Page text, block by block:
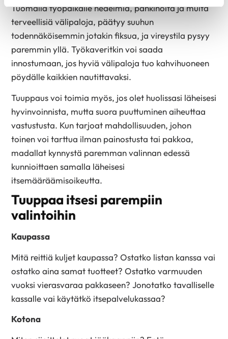
Tuomalla työpaikalle hedelmiä, pähkinöitä ja muita
terveellisiä välipaloja, päätyy suuhun
todennäköisemmin jotakin fiksua, ja vireystila pysyy
paremmin yllä. Työkaveritkin voi saada
innostumaan, jos hyviä välipaloja tuo kahvihuoneen
pöydälle kaikkien nautittavaksi.
Tuuppaus voi toimia myös, jos olet huolissasi läheisesi
hyvinvoinnista, mutta suora puuttuminen aiheuttaa
vastustusta. Kun tarjoat mahdollisuuden, johon
toinen voi tarttua ilman painostusta tai pakkoa,
madallat kynnystä paremman valinnan edessä
kunnioittaen samalla läheisesi
itsemääräämisoikeutta.
Tuuppaa itsesi parempiin
valintoihin
Kaupassa
Mitä reittiä kuljet kaupassa? Ostatko listan kanssa vai
ostatko aina samat tuotteet? Ostatko varmuuden
vuoksi vierasvaraa pakkaseen? Jonotatko tavalliselle
kassalle vai käytätkö itsepalvelukassaa?
Kotona